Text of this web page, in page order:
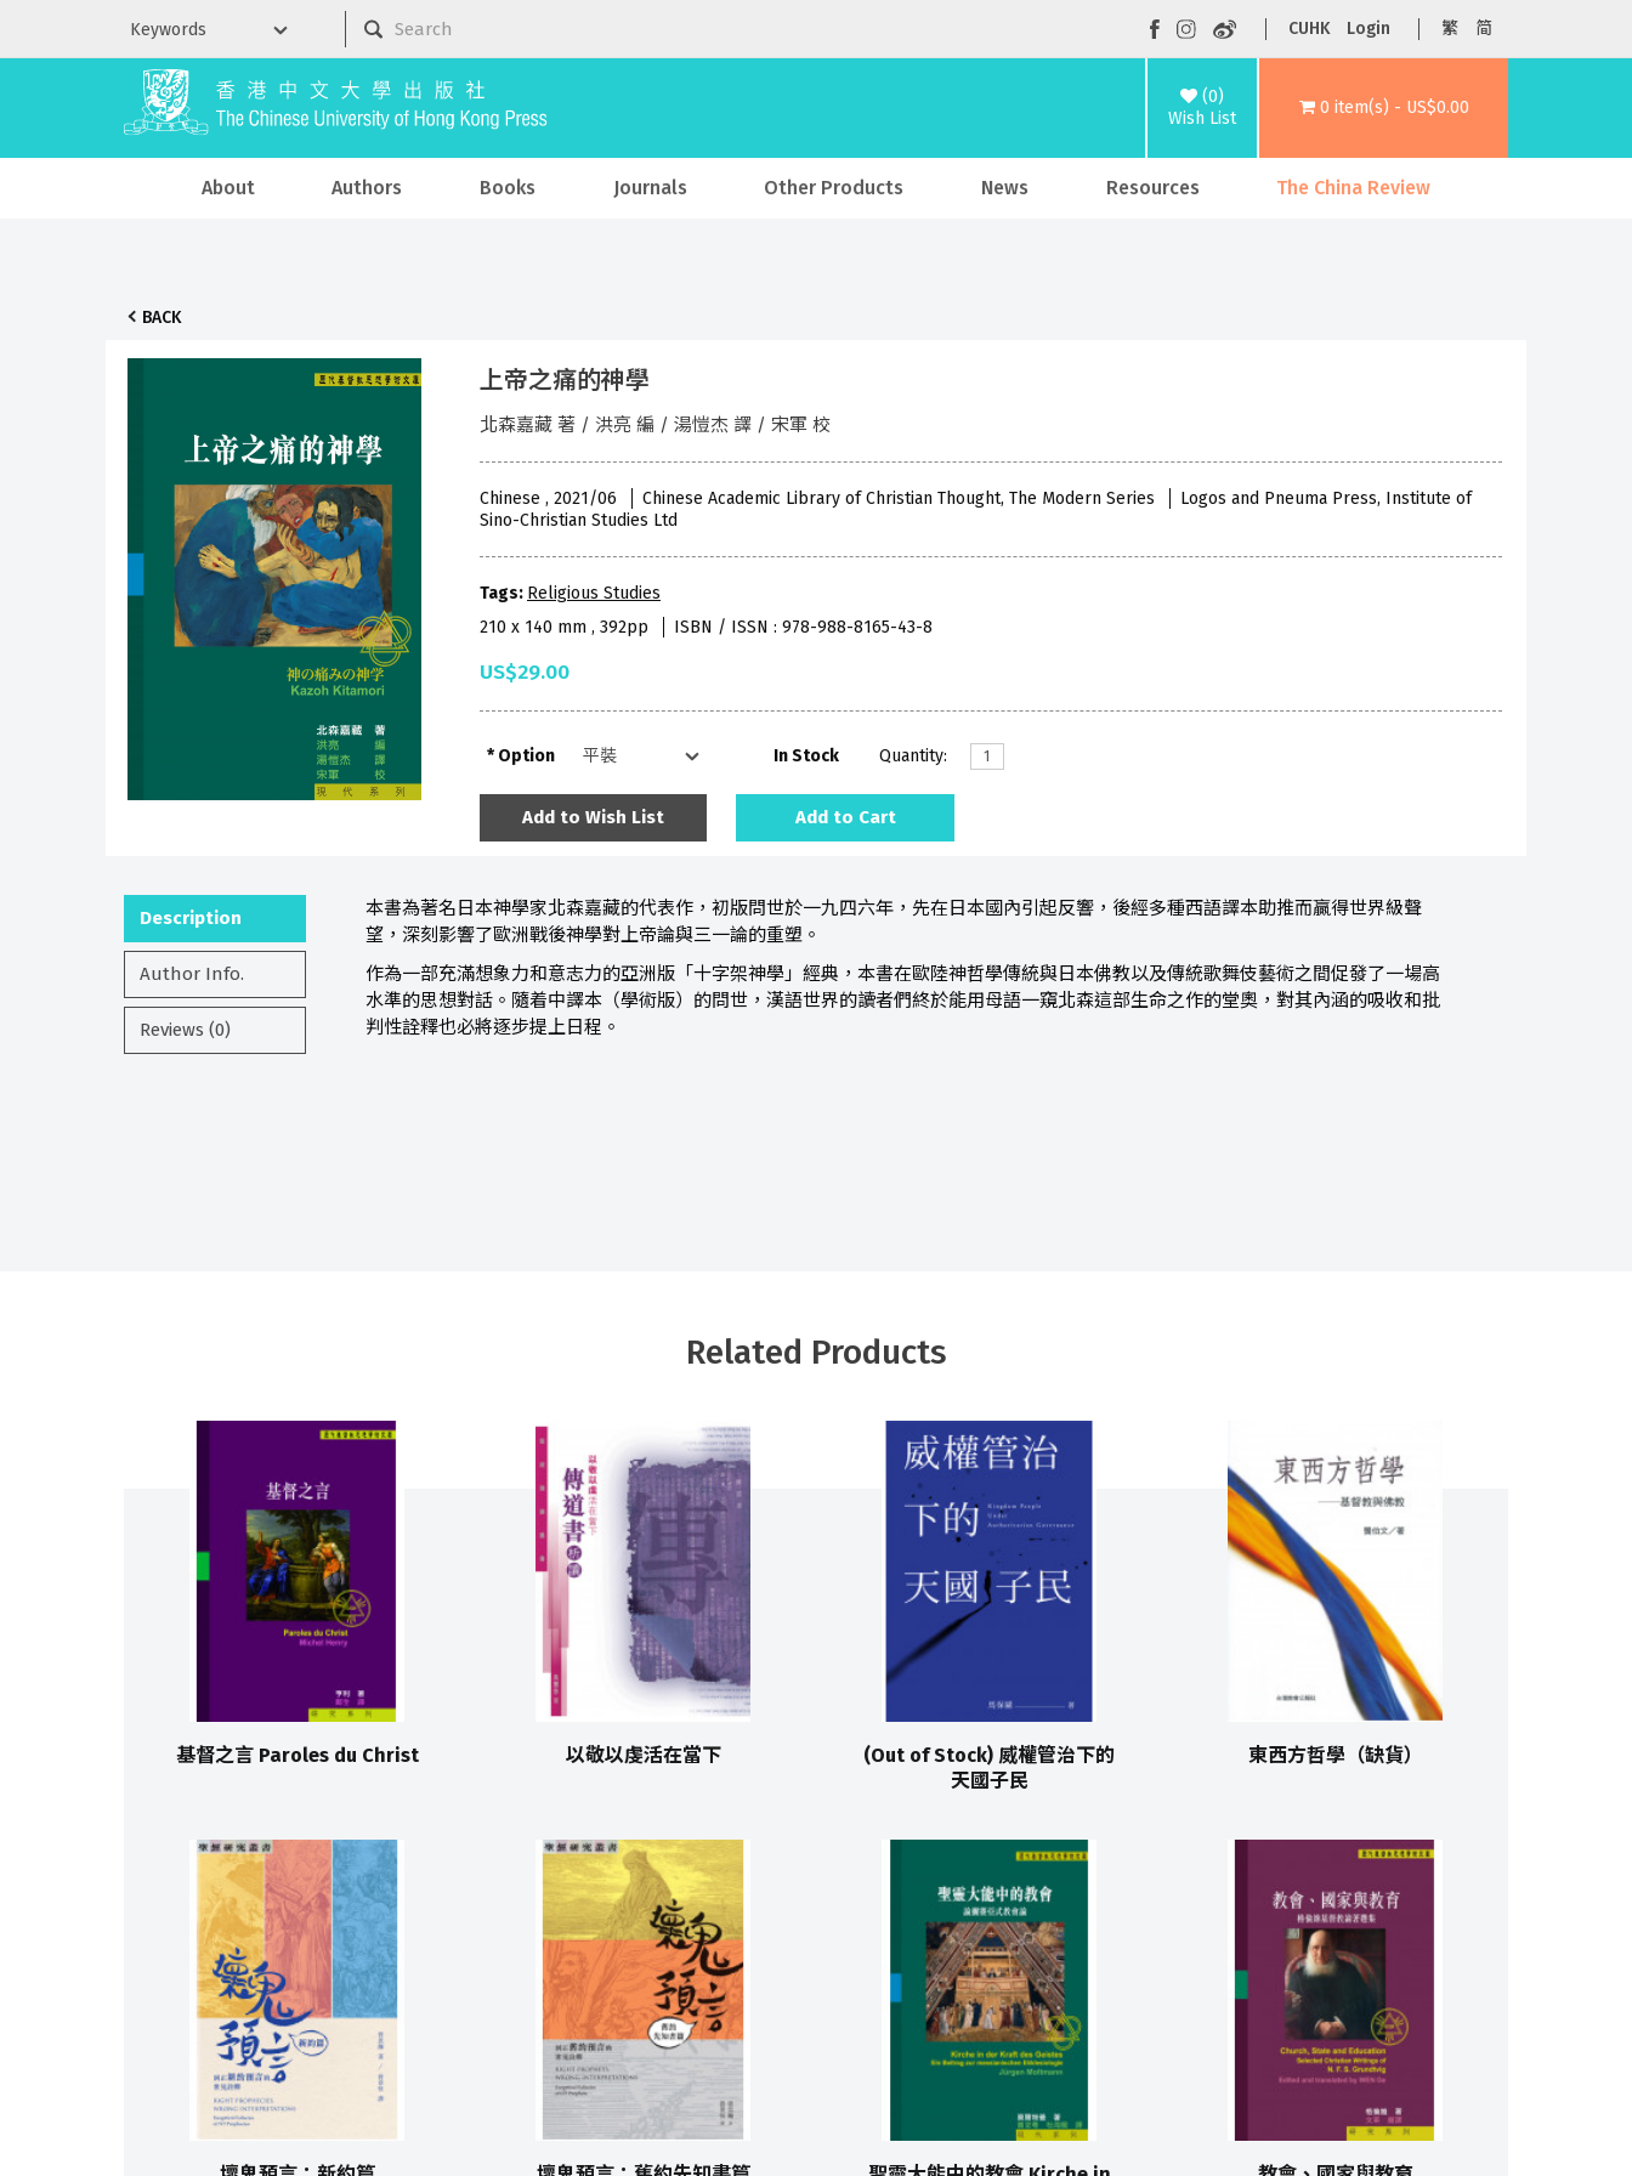
CUHK Login 繁 简
(0)
Wish List
0 item(s) - US$0.00
About Authors Books Journals Other Products News Resources The China Review
BACK
上帝之痛的神學
北森嘉藏 著 / 洪亮 編 / 湯愷杰 譯 / 宋軍 校
Chinese , 2021/06 Chinese Academic Library of Christian Thought, The Modern Series
Logos and Pneuma Press, Institute of
Sino-Christian Studies Ltd
Tags: Religious Studies
210 x 140 mm , 392pp
ISBN / ISSN : 978-988-8165-43-8
US$29.00
Option In Stock Quantity:
Add to Wish List Add to Cart
Description
Author Info.
Reviews (0)
本書為著名日本神學家北森嘉藏的代表作，初版問世於一九四六年，先在日本國內引起反響，後經多種西語譯本助推而贏得世界級聲
望，深刻影響了歐洲戰後神學對上帝論與三一論的重塑。
作為一部充滿想象力和意志力的亞洲版「十字架神學」經典，本書在歐陸神哲學傳統與日本佛教以及傳統歌舞伎藝術之間促發了一場高
水準的思想對話。隨着中譯本（學術版）的問世，漢語世界的讀者們終於能用母語一窺北森這部生命之作的堂奧，對其內涵的吸收和批
判性詮釋也必將逐步提上日程。
Related Products
基督之言 Paroles du Christ 以敬以虔活在當下
(Out of Stock) 威權管治下的
天國子民
東西方哲學（缺貨）